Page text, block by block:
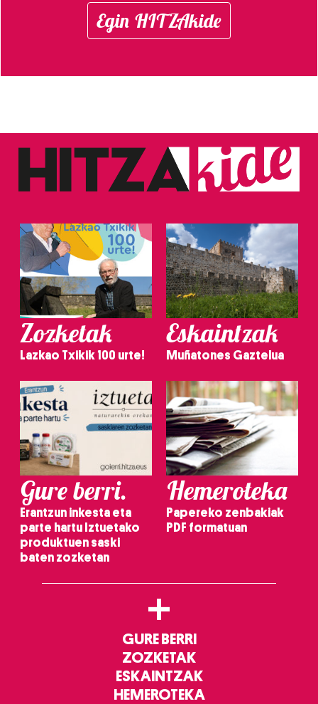
Egin HITZAkide
Zozketak
Lazkao Txikik 100 urte!
Eskaintzak
Muñatones Gaztelua
Gure berri.
Erantzun inkesta eta
parte hartu Iztuetako
produktuen saski
baten zozketan
Hemeroteka
Papereko zenbakiak
PDF formatuan
+
GURE BERRI
ZOZKETAK
ESKAINTZAK
HEMEROTEKA